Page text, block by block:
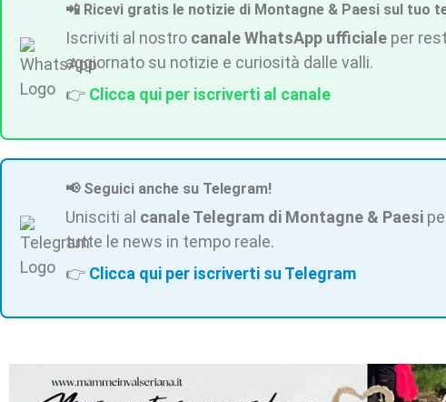
📲 Ricevi gratis le notizie di Montagne & Paesi sul tuo
Iscriviti al nostro canale WhatsApp ufficiale per
aggiornato su notizie e curiosità dalle valli.
👉 Clicca qui per iscriverti al canale
📢 Seguici anche su Telegram!
Unisciti al canale Telegram di Montagne & Paesi
tutte le news in tempo reale.
👉 Clicca qui per iscriverti su Telegram